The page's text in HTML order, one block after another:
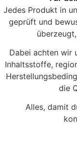
Jedes Produkt in
geprüft und
Dabei achten wir
Inhaltsstoffe,
die
Alles, damit